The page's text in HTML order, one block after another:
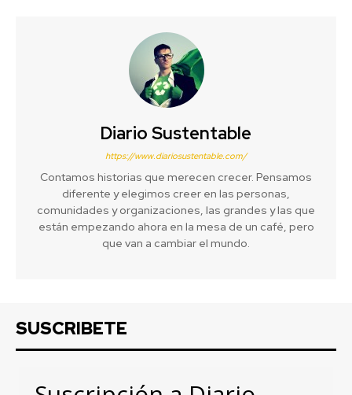
Diario Sustentable
https://www.diariosustentable.com/
Contamos historias que merecen crecer. Pensamos
diferente y elegimos creer en las personas,
comunidades y organizaciones, las grandes y las que
están empezando ahora en la mesa de un café, pero
que van a cambiar el mundo.
SUSCRIBETE